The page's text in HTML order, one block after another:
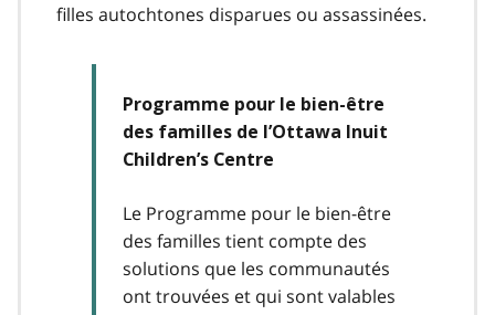
filles autochtones disparues ou assassinées.
Programme pour le bien-être
des familles de l’Ottawa Inuit
Children’s Centre
Le Programme pour le bien-être
des familles tient compte des
solutions que les communautés
ont trouvées et qui sont valables